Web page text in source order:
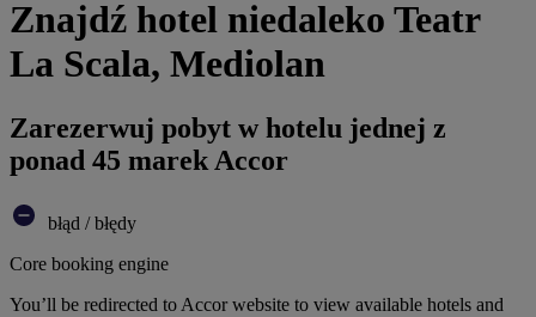
Znajdź hotel niedaleko Teatr
La Scala, Mediolan
Zarezerwuj pobyt w hotelu jednej z
ponad 45 marek Accor
błąd / błędy
Core booking engine
You’ll be redirected to Accor website to view available hotels and